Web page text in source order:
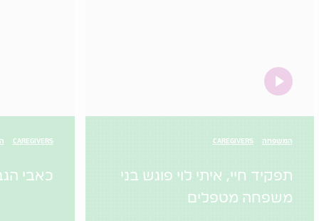
video
המשפחה CAREGIVERS
תפקיד חיי, איתי לוי פוגש בני
משפחה מטפלים
CAREGIVERS
כאבי